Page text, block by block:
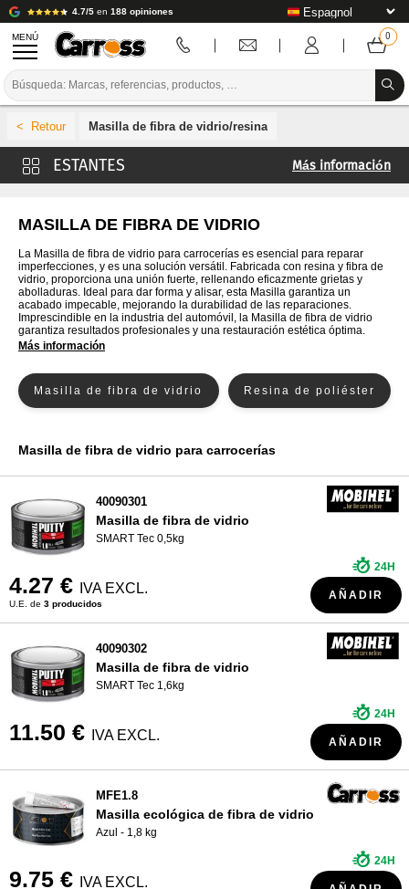
4.7/5 en 188 opiniones
MENÚ
CONSUMIBLES DE CARROCERÍA
HERRAMIENTAS DE CARROCERÍA
EQUIPAMIENTO PARA TALLERES DE CARROCERÍA
MARCAS
TUTORIALES Y CONSEJOS
Masilla de fibra de vidrio/resina
Masilla metálica de zinc
Masilla pulverizable
Masilla de aluminio
Masilla de plástico
Cuñas de masilla
Más información
MASILLA DE FIBRA DE VIDRIO
La Masilla de fibra de vidrio para carrocerías es esencial para reparar
imperfecciones, y es una solución versátil. Fabricada con resina y fibra de
vidrio, proporciona una unión fuerte, rellenando eficazmente grietas y
abolladuras. Ideal para dar forma y alisar, esta Masilla garantiza un
acabado impecable, mejorando la durabilidad de las reparaciones.
Imprescindible en la industria del automóvil, la Masilla de fibra de vidrio
garantiza resultados profesionales y una restauración estética óptima.
Más información
Masilla de fibra de vidrio Resina de poliéster
Masilla de fibra de vidrio para carrocerías
40090301
Masilla de fibra de vidrio
SMART Tec 0,5kg
4.27 € IVA EXCL.
U.E. de 3 producidos
24H
AÑADIR
40090302
Masilla de fibra de vidrio
SMART Tec 1,6kg
11.50 € IVA EXCL.
24H
AÑADIR
MFE1.8
Masilla ecológica de fibra de vidrio
Azul - 1,8 kg
9.75 € IVA EXCL.
24H